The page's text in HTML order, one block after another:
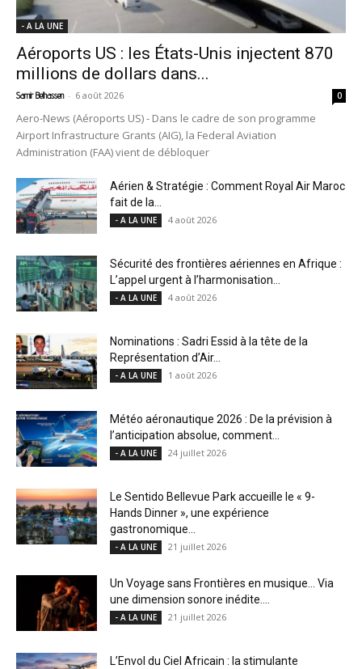
- A LA UNE
Aéroports US : les États-Unis injectent 870
millions de dollars dans...
Samir Belhassen - 6 août 2026 0
Aero-News (Aéroports US) - Dans le cadre de son programme
Airport Infrastructure Grants (AIG), la Federal Aviation
Administration (FAA) vient de débloquer
Aérien & Stratégie : Comment Royal Air Maroc
fait de la...
- A LA UNE 4 août 2026
Sécurité des frontières aériennes en Afrique :
L’appel urgent à l’harmonisation...
- A LA UNE 4 août 2026
Nominations : Sadri Essid à la tête de la
Représentation d’Air...
- A LA UNE 1 août 2026
Météo aéronautique 2026 : De la prévision à
l’anticipation absolue, comment...
- A LA UNE 24 juillet 2026
Le Sentido Bellevue Park accueille le « 9-
Hands Dinner », une expérience
gastronomique...
- A LA UNE 21 juillet 2026
Un Voyage sans Frontières en musique… Via
une dimension sonore inédite....
- A LA UNE 21 juillet 2026
L’Envol du Ciel Africain : la stimulante